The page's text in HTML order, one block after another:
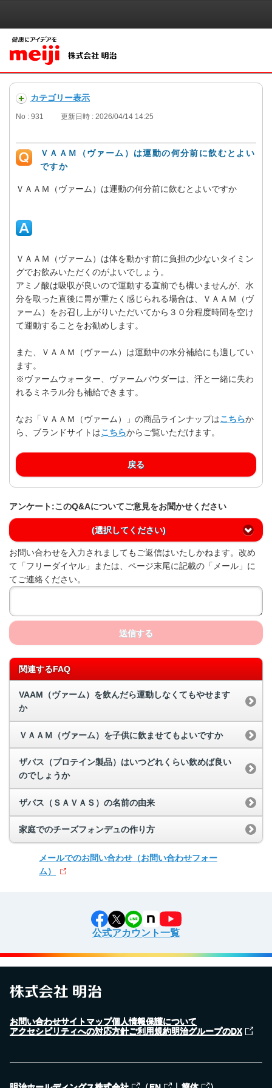
カテゴリー表示
No : 931 更新日時 : 2026/04/14 14:25
ＶＡＡＭ（ヴァーム）は運動の何分前に飲むとよい
ですか
ＶＡＡＭ（ヴァーム）は運動の何分前に飲むとよいですか
ＶＡＡＭ（ヴァーム）は体を動かす前に負担の少ないタイミン
グでお飲みいただくのがよいでしょう。
アミノ酸は吸収が良いので運動する直前でも構いませんが、水
分を取った直後に胃が重たく感じられる場合は、ＶＡＡＭ（ヴ
ァーム）をお召し上がりいただいてから３０分程度時間を空け
て運動することをお勧めします。
また、ＶＡＡＭ（ヴァーム）は運動中の水分補給にも適してい
ます。
※ヴァームウォーター、ヴァームパウダーは、汗と一緒に失わ
れるミネラル分も補給できます。
なお「ＶＡＡＭ（ヴァーム）」の商品ラインナップはこちらか
ら、ブランドサイトはこちらからご覧いただけます。
戻る
アンケート:このQ&Aについてご意見をお聞かせください
(選択してください)
お問い合わせを入力されましてもご返信はいたしかねます。改め
て「フリーダイヤル」または、ページ末尾に記載の「メール」に
てご連絡ください。
送信する
関連するFAQ
VAAM（ヴァーム）を飲んだら運動しなくてもやせます
か
ＶＡＡＭ（ヴァーム）を子供に飲ませてもよいですか
ザバス（プロテイン製品）はいつどれくらい飲めば良い
のでしょうか
ザバス（ＳＡＶＡＳ）の名前の由来
家庭でのチーズフォンデュの作り方
メールでのお問い合わせ （お問い合わせフォー
ム）
公式アカウント一覧
お問い合わせサイトマップ個人情報保護について
アクセシビリティへの対応方針ご利用規約明治グループのDX